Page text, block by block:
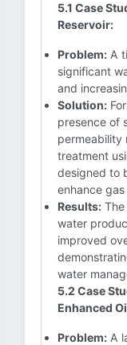
5.1 Case
Reservoir:
Problem: A
significant
and
Solution:
presence of
permeability
treatment
designed to
enhance
Results:
water
improved
water
5.2 Case
Enhanced
Problem: A